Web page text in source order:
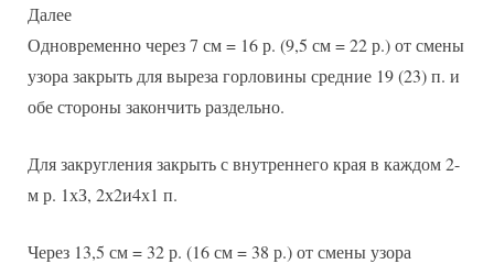
Далее
Одновременно через 7 см = 16 р. (9,5 см = 22 р.) от смены
узора закрыть для выреза горловины средние 19 (23) п. и
обе стороны закончить раздельно.
Для закругления закрыть с внутреннего края в каждом 2-
м р. 1хЗ, 2х2и4х1 п.
Через 13,5 см = 32 р. (16 см = 38 р.) от смены узора